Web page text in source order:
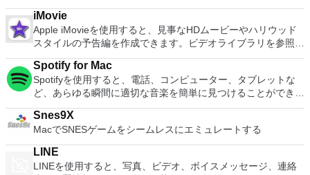
の80％以上を誇っています。かなり強力なコンピューターを
所有している場合、PCSX2 for Macは優れたエミュレーターで
す。また、このアプリケーションはローエンドコンピューター
のサポートも提供するため、Playstation 2コンソールのすべて
の所有者は、Macで動作するゲームを見ることができます。
Macエミュレーター用PCSX2を使用すると、PS2コントローラ
ーを使用して本物のプレイステーション体験をシミュレートで
きます。このアプリケーションでは、ディスクからゲームを直
接実行することも、ハードドライブからイメージとして実行す
ることもできます。 主な機能は次のとおりです。
Savestates：ボタンを1つ押すだけで、ゲームの現在の「状
態」を保存できます。 無制限のメモリーカード：好きなだけ
メモリーカードを保存でき、8MBから64MBまでの単一の物理
iMovie
Apple iMovieを使用すると、見事なHDムービーやハリウッド
スタイルの予告編を作成できます。ビデオライブラリを参照し
て、お気に入りのビデオを簡単に共有できます。ビデオは外部
デバイスからインポートして、簡単に微調整、再配置、編集し
てから、共有したりDVDに書き込んだりできます。 機能が含
まれます： 日付でサイドバーのイベントをソートするオプシ
ョン新しいタイトルのフォント、サイズ、色を変更するタイム
ラインのトランジションをダブルクリックして、継続時間を調
整しますイベント内のクリップの切り取りと回転調整バーを使
用して速度効果を追加する速度効果の出入りをスムーズに切り
替えるオプション
Spotify for Mac
Spotifyを使用すると、電話、コンピューター、タブレットな
ど、あらゆる瞬間に適切な音楽を簡単に見つけることができま
す。 Spotifyには数百万のトラックがあります。エクササイ
ズ、パーティー、リラックスのいずれでも、適切な音楽がいつ
でも手元にあります。聴きたいものを選択するか、Spotifyに
驚かせてください。 また、友人、アーティスト、有名人の音
楽コレクションを閲覧したり、ラジオ局を作成して座ったりす
ることもできます。 Spotifyであなたの人生をサウンドトラッ
Snes9X
MacでSNESゲームをシームレスにエミュレートする
LINE
LINEを使用すると、写真、ビデオ、ボイスメッセージ、連絡